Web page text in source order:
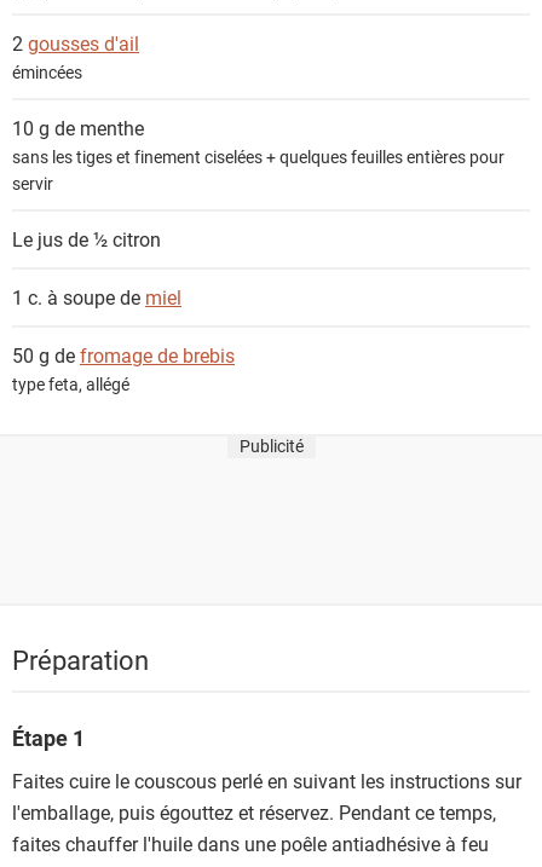
2 gousses d'ail
émincées
10 g de menthe
sans les tiges et finement ciselées + quelques feuilles entières pour
servir
Le jus de ½citron
1 c. à soupe de miel
50 g defromage de brebis
type feta, allégé
Publicité
Préparation
Étape 1
Faites cuire le couscous perlé en suivant les instructions sur
l'emballage, puis égouttez et réservez. Pendant ce temps,
faites chauffer l'huile dans une poêle antiadhésive à feu